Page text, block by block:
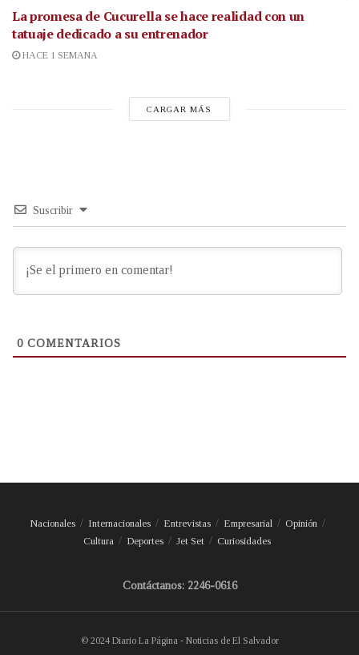
La promesa de Cucurella se hace realidad con un
tatuaje dedicado a su entrenador
HACE 1 SEMANA
CARGAR MÁS
Suscribir
0 COMENTARIOS
Nacionales Internacionales Entrevistas Empresarial
Opinión
Cultura
Deportes Jet Set Curiosidades
Contáctanos: 2246-0616
© 2024 Diario La Página - Noticias de El Salvador